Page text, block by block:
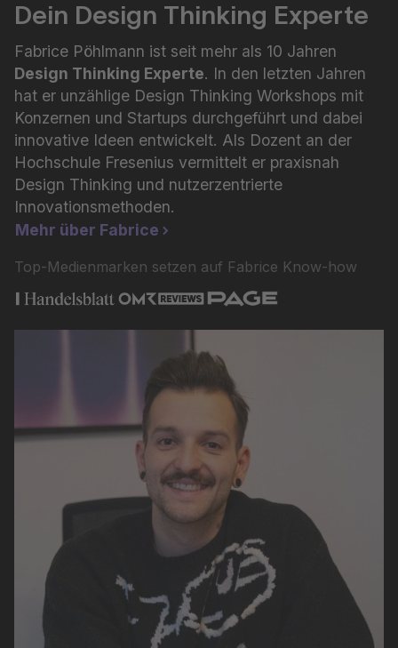
Dein Design Thinking Experte
Fabrice Pöhlmann ist seit mehr als 10 Jahren
Design Thinking Experte. In den letzten Jahren
hat er unzählige Design Thinking Workshops mit
Konzernen und Startups durchgeführt und dabei
innovative Ideen entwickelt. Als Dozent an der
Hochschule Fresenius vermittelt er praxisnah
Design Thinking und nutzerzentrierte
Innovationsmethoden.
Mehr über Fabrice
Top-Medienmarken setzen auf Fabrice Know-how